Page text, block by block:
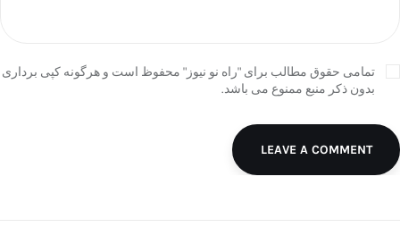
تمامی حقوق مطالب برای "راه نو نیوز" محفوظ است و هرگونه کپی برداری
بدون ذکر منبع ممنوع می باشد.
LEAVE A COMMENT